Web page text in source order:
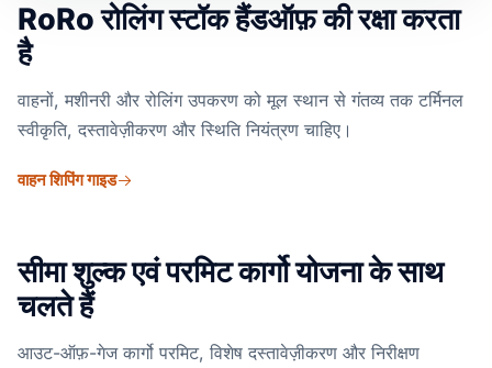
RoRo रोलिंग स्टॉक हैंडऑफ़ की रक्षा करता
है
वाहनों, मशीनरी और रोलिंग उपकरण को मूल स्थान से गंतव्य तक टर्मिनल
स्वीकृति, दस्तावेज़ीकरण और स्थिति नियंत्रण चाहिए।
वाहन शिपिंग गाइड
सीमा शुल्क एवं परमिट कार्गो योजना के साथ
चलते हैं
आउट-ऑफ़-गेज कार्गो परमिट, विशेष दस्तावेज़ीकरण और निरीक्षण